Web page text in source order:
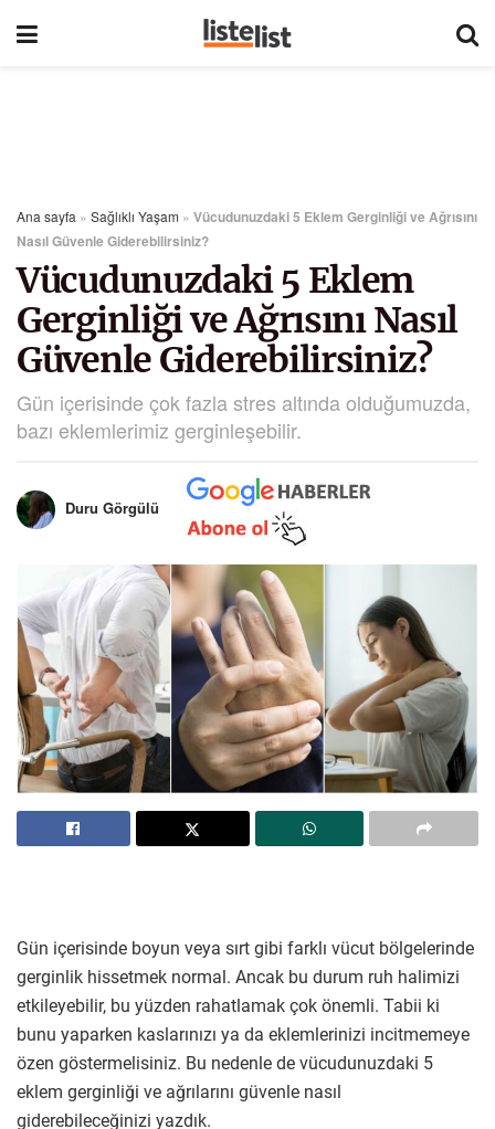
Ana sayfa » Sağlıklı Yaşam » Vücudunuzdaki 5 Eklem Gerginliği ve Ağrısını
Nasıl Güvenle Giderebilirsiniz?
Vücudunuzdaki 5 Eklem
Gerginliği ve Ağrısını Nasıl
Güvenle Giderebilirsiniz?
Gün içerisinde çok fazla stres altında olduğumuzda,
bazı eklemlerimiz gerginleşebilir.
Duru Görgülü
Gün içerisinde boyun veya sırt gibi farklı vücut bölgelerinde
gerginlik hissetmek normal. Ancak bu durum ruh halimizi
etkileyebilir, bu yüzden rahatlamak çok önemli. Tabii ki
bunu yaparken kaslarınızı ya da eklemlerinizi incitmemeye
özen göstermelisiniz. Bu nedenle de vücudunuzdaki 5
eklem gerginliği ve ağrılarını güvenle nasıl
giderebileceğinizi yazdık.